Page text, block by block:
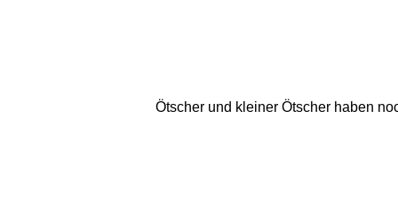
Ötscher und kleiner Ötscher haben